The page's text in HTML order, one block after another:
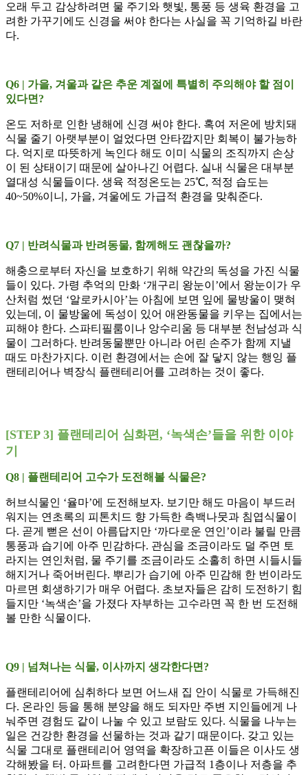
오래 두고 감상하려면 물 주기와 햇빛, 통풍 등 생육 환경을 고
려한 가꾸기에도 신경을 써야 한다는 사실을 꼭 기억하길 바란
다.
Q6 | 가을, 겨울과 같은 추운 계절에 특별히 주의해야 할 점이
있다면?
온도 저하로 인한 냉해에 신경 써야 한다. 혹여 저온에 방치돼
식물 줄기 아랫부분이 얼었다면 안타깝지만 회복이 불가능하
다. 억지로 따뜻하게 녹인다 해도 이미 식물의 조직까지 손상
이 된 상태이기 때문에 살아나긴 어렵다. 실내 식물은 대부분
열대성 식물들이다. 생육 적정온도는 25℃, 적정 습도는
40~50%이니, 가을, 겨울에도 가급적 환경을 맞춰준다.
Q7 | 반려식물과 반려동물, 함께해도 괜찮을까?
해충으로부터 자신을 보호하기 위해 약간의 독성을 가진 식물
들이 있다. 가령 추억의 만화 ‘개구리 왕눈이’에서 왕눈이가 우
산처럼 썼던 ‘알로카시아’는 아침에 보면 잎에 물방울이 맺혀
있는데, 이 물방울에 독성이 있어 애완동물을 키우는 집에서는
피해야 한다. 스파티필룸이나 앙수리움 등 대부분 천남성과 식
물이 그러하다. 반려동물뿐만 아니라 어린 손주가 함께 지낼
때도 마찬가지다. 이런 환경에서는 손에 잘 닿지 않는 행잉 플
랜테리어나 벽장식 플랜테리어를 고려하는 것이 좋다.
[STEP 3] 플랜테리어 심화편, ‘녹색손’들을 위한 이야
기
Q8 | 플랜테리어 고수가 도전해볼 식물은?
허브식물인 ‘율마’에 도전해보자. 보기만 해도 마음이 부드러
워지는 연초록의 피톤치드 향 가득한 측백나뭇과 침엽식물이
다. 곧게 뻗은 선이 아름답지만 ‘까다로운 연인’이라 불릴 만큼
통풍과 습기에 아주 민감하다. 관심을 조금이라도 덜 주면 토
라지는 연인처럼, 물 주기를 조금이라도 소홀히 하면 시들시들
해지거나 죽어버린다. 뿌리가 습기에 아주 민감해 한 번이라도
마르면 회생하기가 매우 어렵다. 초보자들은 감히 도전하기 힘
들지만 ‘녹색손’을 가졌다 자부하는 고수라면 꼭 한 번 도전해
볼 만한 식물이다.
Q9 | 넘쳐나는 식물, 이사까지 생각한다면?
플랜테리어에 심취하다 보면 어느새 집 안이 식물로 가득해진
다. 온라인 등을 통해 분양을 해도 되자만 주변 지인들에게 나
눠주면 경험도 같이 나눌 수 있고 보람도 있다. 식물을 나누는
일은 건강한 환경을 선물하는 것과 같기 때문이다. 갖고 있는
식물 그대로 플랜테리어 영역을 확장하고픈 이들은 이사도 생
각해봤을 터. 아파트를 고려한다면 가급적 1층이나 저층을 추